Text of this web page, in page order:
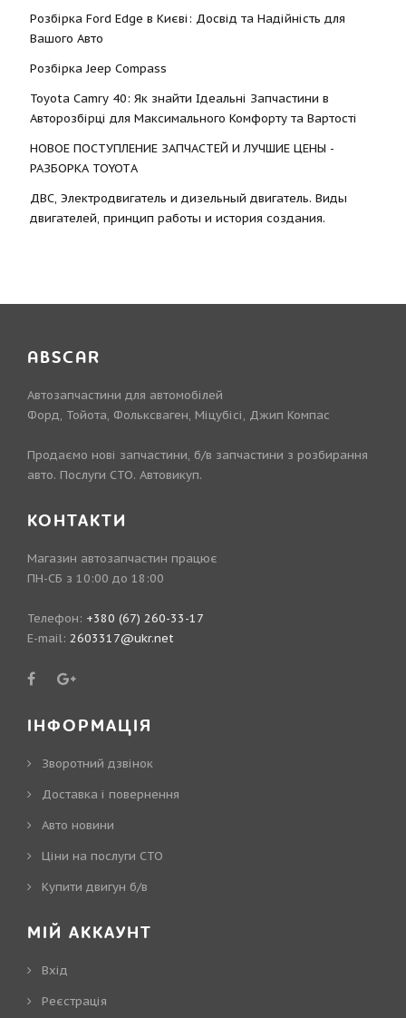
Розбірка Ford Edge в Києві: Досвід та Надійність для
Вашого Авто
Розбірка Jeep Compass
Toyota Camry 40: Як знайти Ідеальні Запчастини в
Авторозбірці для Максимального Комфорту та Вартості
НОВОЕ ПОСТУПЛЕНИЕ ЗАПЧАСТЕЙ И ЛУЧШИЕ ЦЕНЫ -
РАЗБОРКА TOYOTА
ДВС, Электродвигатель и дизельный двигатель. Виды
двигателей, принцип работы и история создания.
ABSCAR
Автозапчастини для автомобілей
Форд, Тойота, Фольксваген, Міцубісі, Джип Компас
Продаємо нові запчастини, б/в запчастини з розбирання
авто. Послуги СТО. Автовикуп.
КОНТАКТИ
Магазин автозапчастин працює
ПН-СБ з 10:00 до 18:00
Телефон: +380 (67) 260-33-17
E-mail: 2603317@ukr.net
ІНФОРМАЦІЯ
Зворотний дзвінок
Доставка і повернення
Авто новини
Ціни на послуги СТО
Купити двигун б/в
МІЙ АККАУНТ
Вхід
Реєстрація